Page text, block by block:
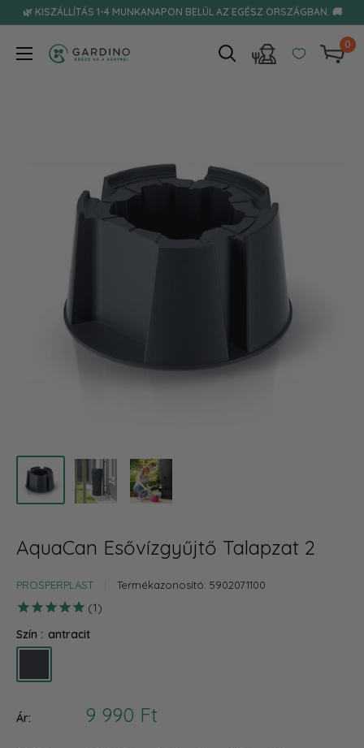
Tovább🌿 KISZÁLLÍTÁS 1-4 MUNKANAPON BELÜL AZ EGÉSZ ORSZÁGBAN. 🚚
Gardino
0
AquaCan Esővízgyűjtő Talapzat 2
PROSPERPLAST Termékazonosító: 5902071100
1
Szín : antracit
Ár:
Akciós
9 990 Ft